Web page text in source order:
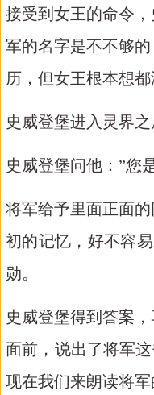
接受到女王的命令
军的名字是不不够
历，但女王根本想
史威登堡进入灵界
史威登堡问他： ”您
将军给予里面正面
初的记忆，好不容
勋。
史威登堡得到答案
面前，说出了将军
现在我们来朗读将